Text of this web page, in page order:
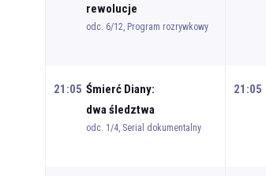
rewolucje
odc. 6/12, Program rozrywkowy
21:05 Śmierć Diany:
dwa śledztwa
odc. 1/4, Serial dokumentalny
21:05